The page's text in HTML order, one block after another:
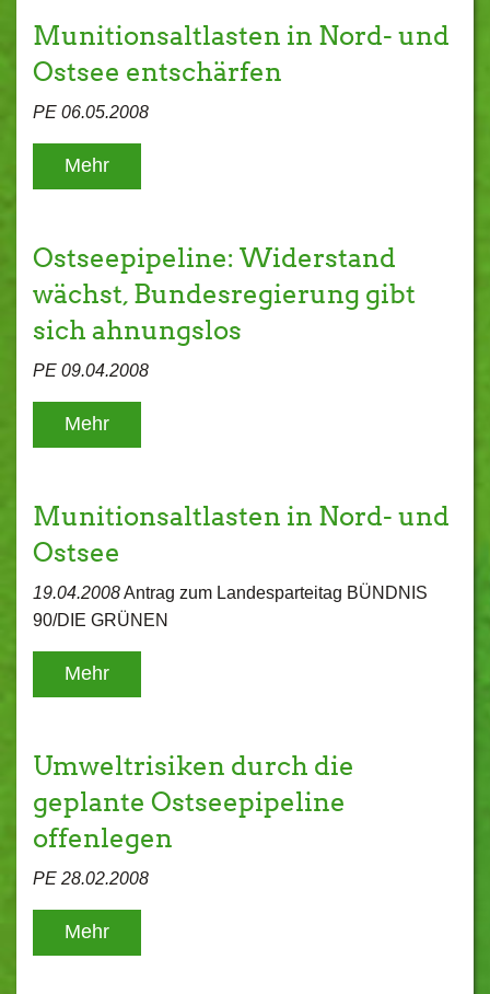
Munitionsaltlasten in Nord- und
Ostsee entschärfen
PE 06.05.2008
Mehr
Ostseepipeline: Widerstand
wächst, Bundesregierung gibt
sich ahnungslos
PE 09.04.2008
Mehr
Munitionsaltlasten in Nord- und
Ostsee
19.04.2008Antrag zum Landesparteitag BÜNDNIS
90/DIE GRÜNEN
Mehr
Umweltrisiken durch die
geplante Ostseepipeline
offenlegen
PE 28.02.2008
Mehr